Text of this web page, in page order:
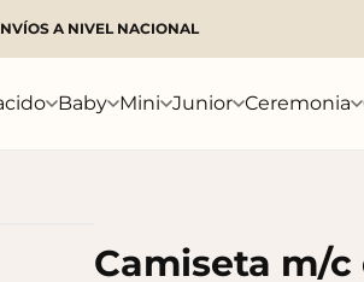
A NIVEL NACIONAL
Baby Mini Junior Ceremonia
Camiseta m/c